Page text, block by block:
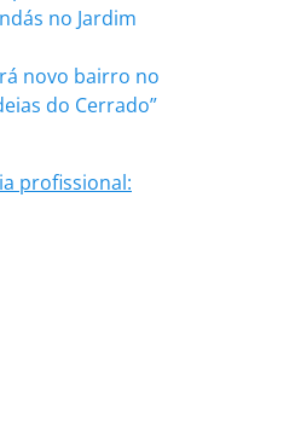
no Jardim
novo bairro no
do Cerrado”
profissional: